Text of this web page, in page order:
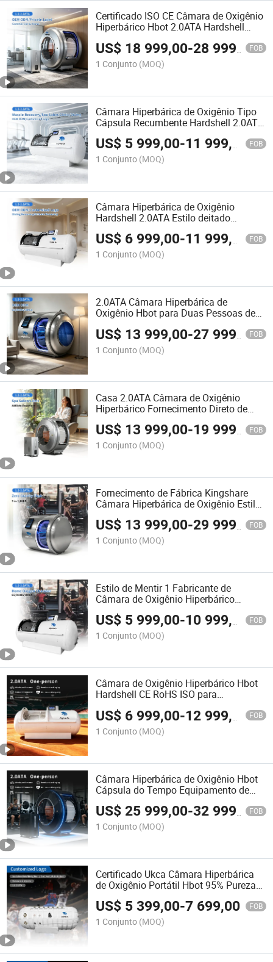
Certificado ISO CE Câmara de Oxigênio
Hiperbárico Hbot 2.0ATA Hardshell
Uma/Duas Pessoas Atacado
US$ 18 999,00-28 999,00 FOB
1 Conjunto (MOQ)
Câmara Hiperbárica de Oxigênio Tipo
Cápsula Recumbente Hardshell 2.0ATA
Terapia Anti Envelhecimento Danos
Cerebrais
US$ 5 999,00-11 999,00 FOB
1 Conjunto (MOQ)
Câmara Hiperbárica de Oxigênio
Hardshell 2.0ATA Estilo deitado
Especial para Exercício na Academia
Recuperação Muscular
US$ 6 999,00-11 999,00 FOB
1 Conjunto (MOQ)
2.0ATA Câmara Hiperbárica de
Oxigênio Hbot para Duas Pessoas de
Descompressão
US$ 13 999,00-27 999,00 FOB
1 Conjunto (MOQ)
Casa 2.0ATA Câmara de Oxigênio
Hiperbárico Fornecimento Direto de
Fábrica Equipamento de Fisioterapia
Melhor Preço
US$ 13 999,00-19 999,00 FOB
1 Conjunto (MOQ)
Fornecimento de Fábrica Kingshare
Câmara Hiperbárica de Oxigênio Estilo
Sentado Uso em Centro de Saúde e
Bem-Estar
US$ 13 999,00-29 999,00 FOB
1 Conjunto (MOQ)
Estilo de Mentir 1 Fabricante de
Câmara de Oxigênio Hiperbárico
Fornecimento Direto Dispositivo
Médico para Uso Familiar
US$ 5 999,00-10 999,00 FOB
1 Conjunto (MOQ)
Câmara de Oxigênio Hiperbárico Hbot
Hardshell CE RoHS ISO para
Academia 2 Ano de Garantia
US$ 6 999,00-12 999,00 FOB
1 Conjunto (MOQ)
Câmara Hiperbárica de Oxigênio Hbot
Cápsula do Tempo Equipamento de
Fisioterapia Longa Vida Útil
US$25 999,00-32 999,00 FOB
1 Conjunto (MOQ)
Certificado Ukca Câmara Hiperbárica
de Oxigênio Portátil Hbot 95% Pureza
do Oxigênio Fornecimento por Atacado
US$ 5 399,00-7 699,00 FOB
1 Conjunto (MOQ)